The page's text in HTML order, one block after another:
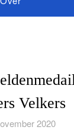
Velkers
2020